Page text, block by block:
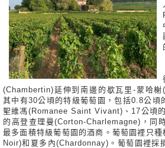
(Chambertin)延伸到南邊的歇瓦里-蒙哈榭
其中有30公頃的特級葡萄園，包括0.8公頃
聖維馮(Romanee Saint Vivant)、17公頃
的高登查理曼(Corton-Charlemagne)，同
最多面積特級葡萄園的酒商。葡萄園裡只
Noir)和夏多內(Chardonnay)。葡萄園裡採